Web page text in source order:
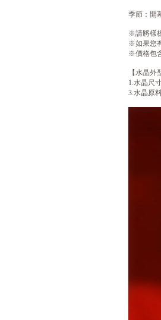
季節：開
※請將樣
※如果您
※價格包
【水晶外
1.水晶尺
3.水晶原